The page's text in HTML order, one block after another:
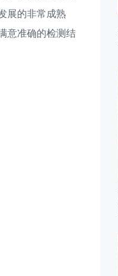
展的非常成熟
意准确的检测结